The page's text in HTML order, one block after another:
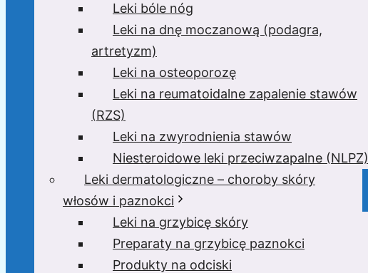
Leki bóle nóg
Leki na dnę moczanową (podagra,
artretyzm)
Leki na osteoporozę
Leki na reumatoidalne zapalenie stawów
(RZS)
Leki na zwyrodnienia stawów
Niesteroidowe leki przeciwzapalne (NLPZ)
Leki dermatologiczne – choroby skóry
włosów i paznokci
Leki na grzybicę skóry
Preparaty na grzybicę paznokci
Produkty na odciski